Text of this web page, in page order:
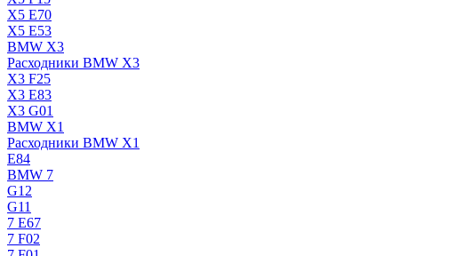
X5 E70
X5 E53
BMW X3
Расходники BMW X3
X3 F25
X3 E83
X3 G01
BMW X1
Расходники BMW X1
E84
BMW 7
G12
G11
7 Е67
7 F02